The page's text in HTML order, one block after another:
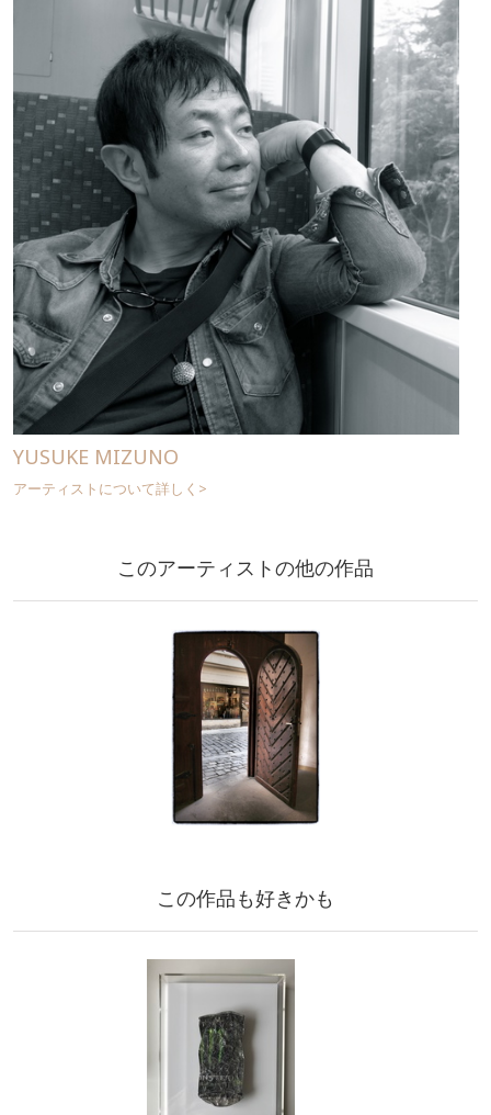
YUSUKE MIZUNO
アーティストについて詳しく>
このアーティストの他の作品
この作品も好きかも